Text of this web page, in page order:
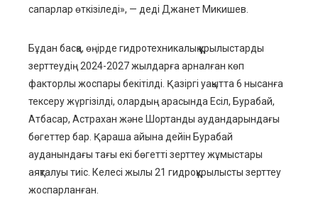
сапарлар өткізіледі», — деді Джанет Микишев.
Бұдан басқа, өңірде гидротехникалық құрылыстарды
зерттеудің 2024-2027 жылдарға арналған көп
факторлы жоспары бекітілді. Қазіргі уақытта 6 нысанға
тексеру жүргізілді, олардың арасында Есіл, Бурабай,
Атбасар, Астрахан және Шортанды аудандарындағы
бөгеттер бар. Қараша айына дейін Бурабай
ауданындағы тағы екі бөгетті зерттеу жұмыстары
аяқталуы тиіс. Келесі жылы 21 гидроқұрылысты зерттеу
жоспарланған.